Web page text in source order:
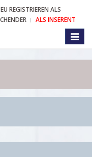
REGISTRIEREN ALS
ALS INSERENT